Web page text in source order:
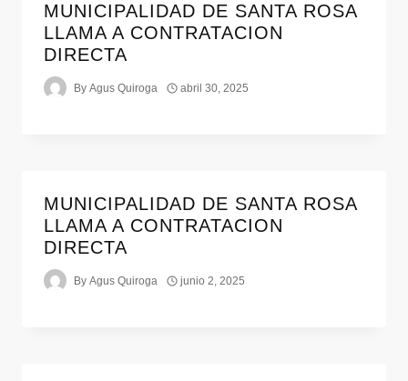
MUNICIPALIDAD DE SANTA ROSA
LLAMA A CONTRATACION
DIRECTA
By Agus Quiroga abril 30, 2025
MUNICIPALIDAD DE SANTA ROSA
LLAMA A CONTRATACION
DIRECTA
By Agus Quiroga junio 2, 2025